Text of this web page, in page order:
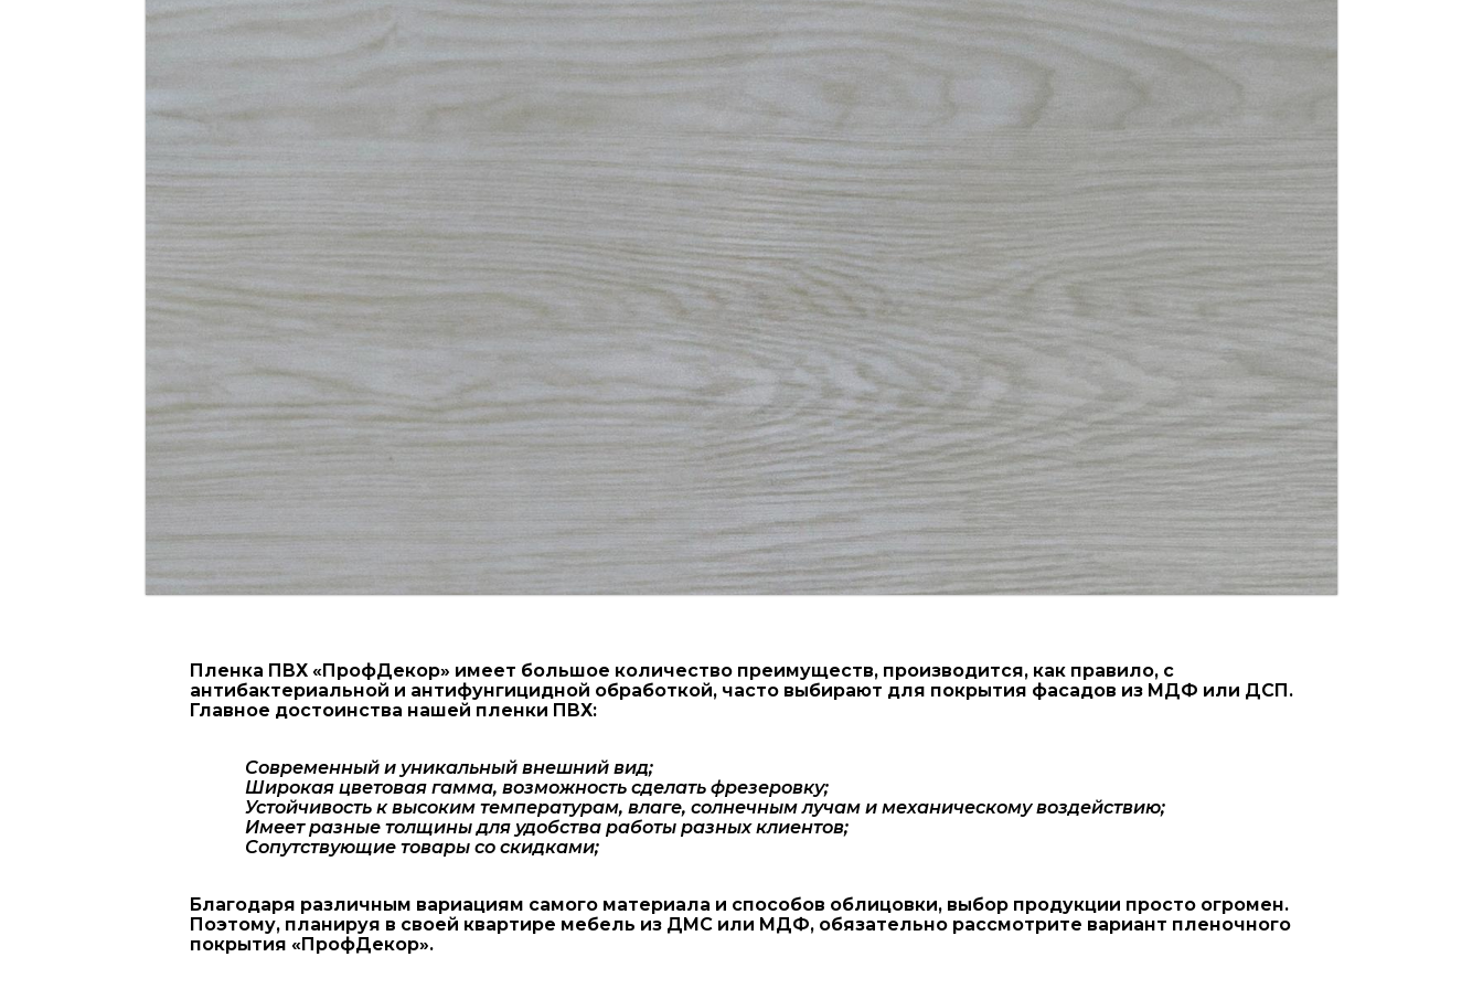
Пленка ПВХ «ПрофДекор» имеет большое количество преимуществ, производится, как правило, с
антибактериальной и антифунгицидной обработкой, часто выбирают для покрытия фасадов из МДФ или ДСП.
Главное достоинства нашей пленки ПВХ:
Современный и уникальный внешний вид;
Широкая цветовая гамма, возможность сделать фрезеровку;
Устойчивость к высоким температурам, влаге, солнечным лучам и механическому воздействию;
Имеет разные толщины для удобства работы разных клиентов;
Сопутствующие товары со скидками;
Благодаря различным вариациям самого материала и способов облицовки, выбор продукции просто огромен.
Поэтому, планируя в своей квартире мебель из ДМС или МДФ, обязательно рассмотрите вариант пленочного
покрытия «ПрофДекор».